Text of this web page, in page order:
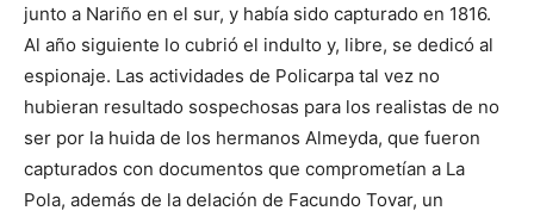
junto a Nariño en el sur, y había sido capturado en 1816.
Al año siguiente lo cubrió el indulto y, libre, se dedicó al
espionaje. Las actividades de Policarpa tal vez no
hubieran resultado sospechosas para los realistas de no
ser por la huida de los hermanos Almeyda, que fueron
capturados con documentos que comprometían a La
Pola, además de la delación de Facundo Tovar, un